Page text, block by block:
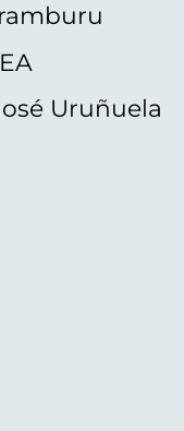
Uruñuela